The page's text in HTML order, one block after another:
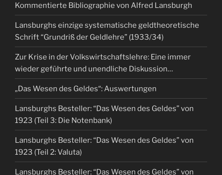
Kommentierte Bibliographie von Alfred Lansburgh
Lansburghs einzige systematische geldtheoretische
Schrift “Grundriß der Geldlehre” (1933/34)
Zur Krise in der Volkswirtschaftslehre: Eine immer
wieder geführte und unendliche Diskussion…
„Das Wesen des Geldes“: Auswertungen
Lansburghs Besteller: “Das Wesen des Geldes” von
1923 (Teil 3: Die Notenbank)
Lansburghs Besteller: “Das Wesen des Geldes” von
1923 (Teil 2: Valuta)
Lansburghs Besteller: “Das Wesen des Geldes” von